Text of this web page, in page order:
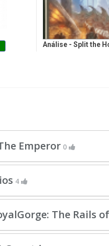
Análise - Split the
Emperor 0
4
The Rails